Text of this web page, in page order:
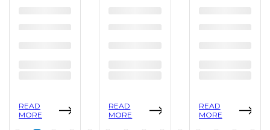
READ
MORE
READ
MORE
READ
MORE